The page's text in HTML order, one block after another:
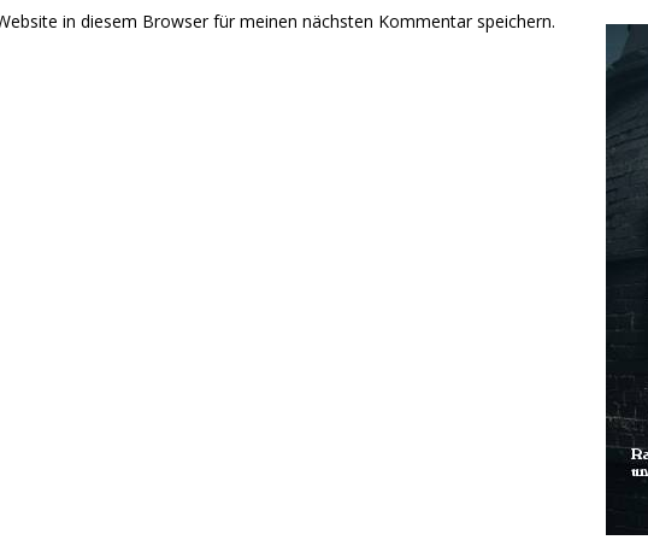
in diesem Browser für meinen nächsten Kommentar speichern.